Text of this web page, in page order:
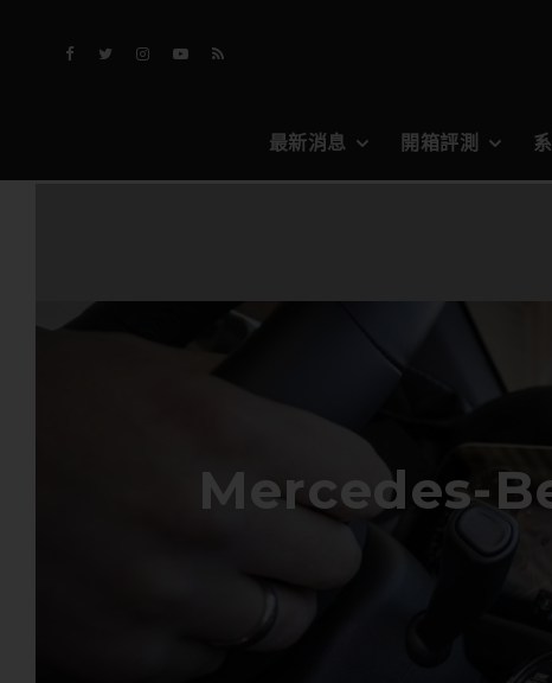
最新消息 開箱評測
Mercedes-